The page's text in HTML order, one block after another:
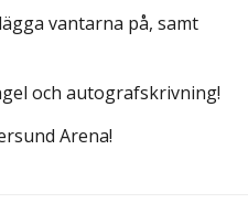
vantarna på, samt
och autografskrivning!
Arena!